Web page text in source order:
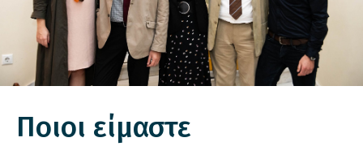
Ποιοι είμαστε